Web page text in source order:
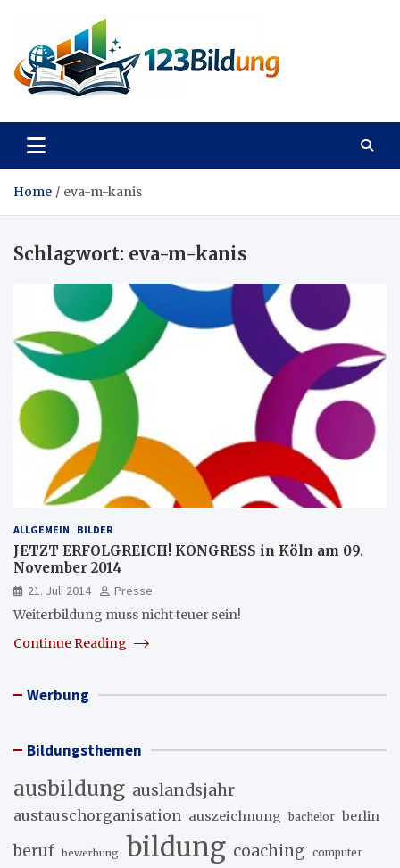
content
123Bildung
Home eva-m-kanis
Schlagwort: eva-m-kanis
ALLGEMEIN BILDER
JETZT ERFOLGREICH! KONGRESS in Köln am 09.
November 2014
21. Juli 2014
Presse
Weiterbildung muss nicht teuer sein!
Continue Reading
Werbung
Bildungsthemen
ausbildung auslandsjahr
austauschorganisation auszeichnung bachelor berlin
beruf bewerbung bildung coaching computer